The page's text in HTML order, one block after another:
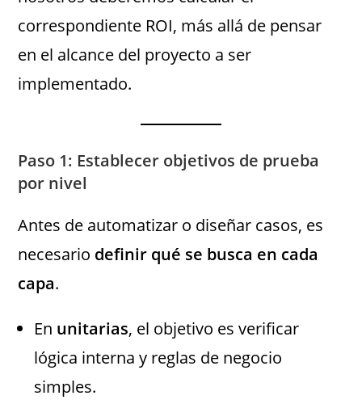
correspondiente ROI, más allá de pensar
en el alcance del proyecto a ser
implementado.
Paso 1: Establecer objetivos de prueba
por nivel
Antes de automatizar o diseñar casos, es
necesario definir qué se busca en cada
capa.
En unitarias, el objetivo es verificar
lógica interna y reglas de negocio
simples.